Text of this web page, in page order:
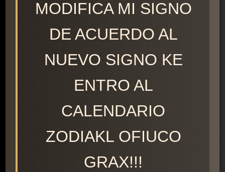
MODIFICA MI SIGNO
DE ACUERDO AL
NUEVO SIGNO KE
ENTRO AL
CALENDARIO
ZODIAKL OFIUCO
GRAX!!!